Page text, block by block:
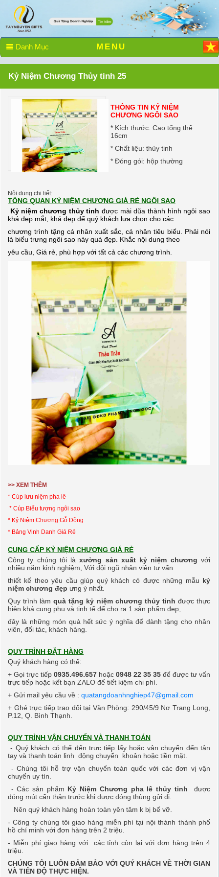
Danh Mục MENU
Kỷ Niệm Chương Thủy tinh 25
THÔNG TIN KỶ NIỆM
CHƯƠNG NGÔI SAO
* Kích thước: Cao tổng thể
16cm
* Chất liệu: thủy tinh
* Đóng gói: hộp thường
Nội dung chi tiết:
TỔNG QUAN KỶ NIỆM CHƯƠNG GIÁ RẺ NGÔI SAO
Kỷ niệm chương thủy tinh được mài dũa thành hình ngôi sao
khá đẹp mắt, khá đẹp để quý khách lựa chọn cho các
chương trình tặng cá nhân xuất sắc, cá nhân tiêu biểu. Phải nói
là biểu trưng ngôi sao này quá đẹp. Khắc nội dung theo
yêu cầu, Giá rẻ, phù hợp với tất cả các chương trình.
>> XEM THÊM
* Cúp lưu niệm pha lê
* Cúp Biểu tượng ngôi sao
* Kỷ Niệm Chương Gỗ Đồng
* Bảng Vinh Danh Giá Rẻ
CUNG CẤP KỶ NIỆM CHƯƠNG GIÁ RẺ
Công ty chúng tôi làxưởng sản xuất kỷ niệm chươngvới
nhiều năm kinh nghiệm, Với đội ngũ nhân viên tư vấn
thiết kế theo yêu cầu giúp quý khách có được những mẫu kỷ
niệm chương đẹp ưng ý nhất.
Quy trình làm quà tặng kỷ niệm chương thủy tinh được thực
hiện khá cung phu và tinh tế để cho ra 1 sản phẩm đẹp,
đây là những món quà hết sức ý nghĩa để dành tặng cho nhân
viên, đối tác, khách hàng.
QUY TRÌNH ĐẶT HÀNG
Quý khách hàng có thể:
+ Gọi trực tiếp 0935.496.657 hoặc 0948 22 35 35 để được tư vấn
trực tiếp hoặc kết bạn ZALO để tiết kiệm chi phí.
+ Gửi mail yêu cầu về : quatangdoanhnghiep47@gmail.com
+ Ghé trực tiếp trao đổi tại Văn Phòng: 290/45/9 Nơ Trang Long,
P.12, Q. Bình Thạnh.
QUY TRÌNH VẬN CHUYỂN VÀ THANH TOÁN
- Quý khách có thể đến trực tiếp lấy hoặc vận chuyển đến tận
tay và thanh toán linh động chuyển khoản hoặc tiền mặt.
- Chúng tôi hỗ trợ vận chuyển toàn quốc với các đơn vị vận
chuyển uy tín.
- Các sản phẩm Kỷ Niệm Chương pha lê thủy tinh
được
đóng mút cẩn thận trước khi được đóng thùng gửi đi.
Nên quý khách hàng hoàn toàn ​yên tâm k bị bể vỡ.
- Công ty chúng tôi giao hàng miễn phí tại nội thành thành phố
hồ chí minh với đơn hàng trên 2 triệu.
- Miễn phí giao hàng với các tỉnh còn lại với đơn hàng trên 4
triệu.
CHÚNG TÔI LUÔN ĐẢM BẢO VỚI QUÝ KHÁCH VỀ THỜI GIAN
VÀ TIẾN ĐỘ THỰC HIỆN.